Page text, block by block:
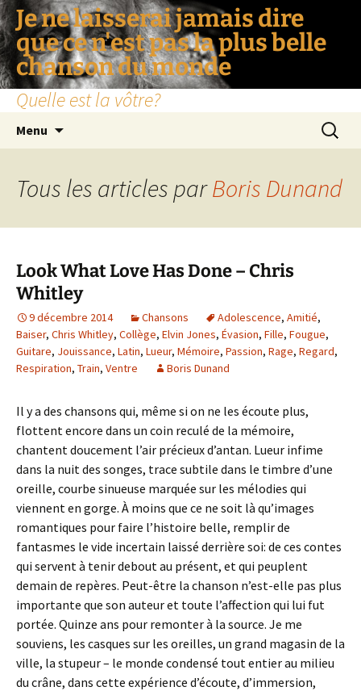
Je ne laisserai jamais dire
que ce n'est pas la plus belle
chanson du monde
Quelle est la vôtre?
Menu
Tous les articles parBoris Dunand
Look What Love Has Done – Chris
Whitley
9 décembre 2014 Chansons Adolescence, Amitié,
Baiser, Chris Whitley, Collège, Elvin Jones, Évasion, Fille, Fougue,
Guitare, Jouissance, Latin, Lueur, Mémoire, Passion, Rage, Regard,
Respiration, Train, Ventre Boris Dunand
Il y a des chansons qui, même si on ne les écoute plus,
flottent encore dans un coin reculé de la mémoire,
chantent doucement l’air précieux d’antan. Lueur infime
dans la nuit des songes, trace subtile dans le timbre d’une
oreille, courbe sinueuse marquée sur les mélodies qui
viennent en gorge. À moins que ce ne soit là qu’images
romantiques pour faire l’histoire belle, remplir de
fantasmes le vide incertain laissé derrière soi: de ces contes
qui servent à tenir debout au présent, et qui peuplent
demain de repères. Peut-être la chanson n’est-elle pas plus
importante que son auteur et toute l’affection qui lui fut
portée. Quinze ans pour remonter à la source. Je me
souviens, les casques sur les oreilles, un grand magasin de la
ville, la stupeur – le monde condensé tout entier au milieu
du crâne, dans cette expérience d’écoute, d’immersion,